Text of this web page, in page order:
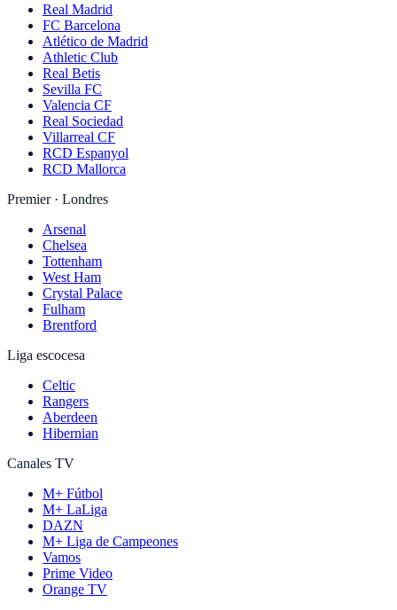
Real Madrid
FC Barcelona
Atlético de Madrid
Athletic Club
Real Betis
Sevilla FC
Valencia CF
Real Sociedad
Villarreal CF
RCD Espanyol
RCD Mallorca
Premier · Londres
Arsenal
Chelsea
Tottenham
West Ham
Crystal Palace
Fulham
Brentford
Liga escocesa
Celtic
Rangers
Aberdeen
Hibernian
Canales TV
M+ Fútbol
M+ LaLiga
DAZN
M+ Liga de Campeones
Vamos
Prime Video
Orange TV